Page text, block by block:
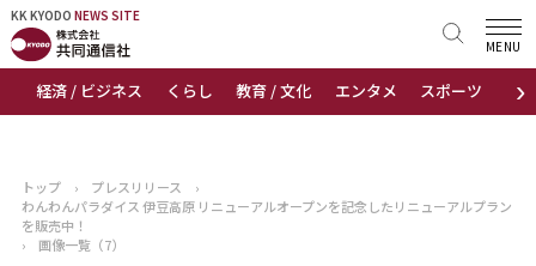
KK KYODO NEWS SITE
›
経済 / ビジネス くらし 教育 / 文化 エンタメ スポーツ 地域
MENU
KK KYODONEWS SITE
トップページ
ニュース
トップ › プレスリリース
›
わんわんパラダイス 伊豆高原 リニューアルオープンを記念したリニューアルプラン
を販売中！
›
画像一覧（7）